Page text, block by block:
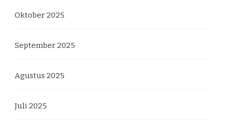
Oktober 2025
September 2025
Agustus 2025
Juli 2025